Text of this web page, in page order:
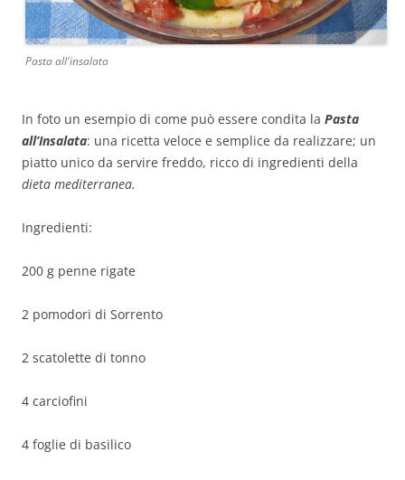
Pasta all'insalata
In foto un esempio di come può essere condita la Pasta
all’Insalata: una ricetta veloce e semplice da realizzare; un
piatto unico da servire freddo, ricco di ingredienti della
dieta mediterranea.
Ingredienti:
200 g penne rigate
2 pomodori di Sorrento
2 scatolette di tonno
4 carciofini
4 foglie di basilico